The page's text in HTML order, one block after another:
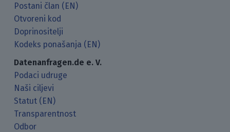
Postani član (EN)
Otvoreni kod
Doprinositelji
Kodeks ponašanja (EN)
Datenanfragen.de e. V.
Podaci udruge
Naši ciljevi
Statut (EN)
Transparentnost
Odbor